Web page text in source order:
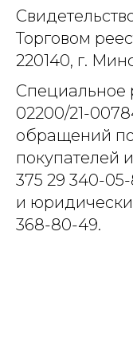
Торговом
220140, г.
Специальное
02200/21-
обращений
покупателей
375 29 340-
и
368-80-49.